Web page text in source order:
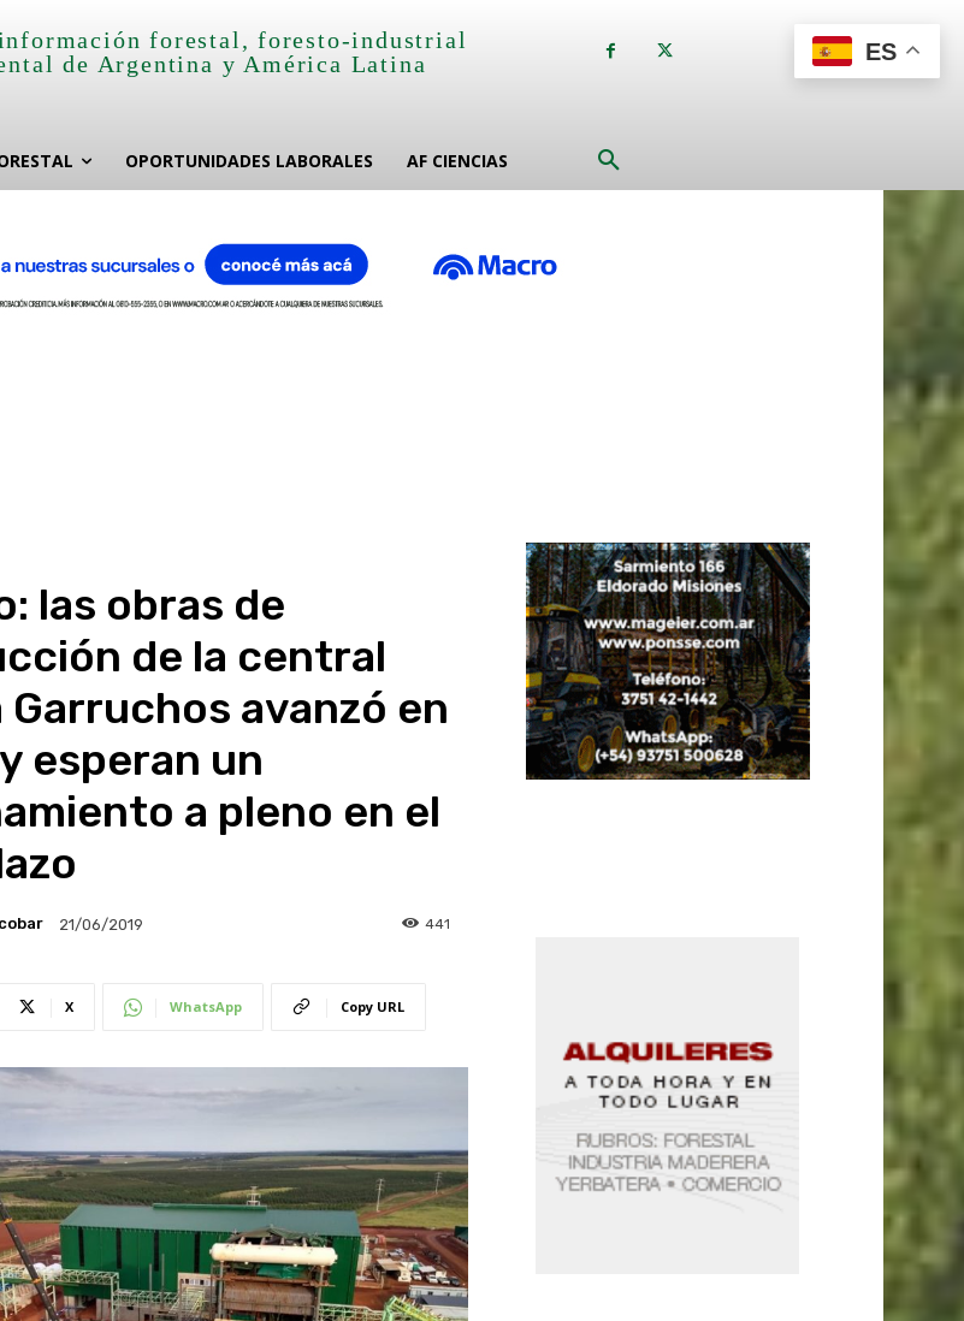
forestal, foresto-industrial
de Argentina y América Latina
OPORTUNIDADES LABORALES AF CIENCIAS
las obras de
de la central
avanzó en
esperan un
a pleno en el
21/06/2019 441
X WhatsApp Copy URL
ES